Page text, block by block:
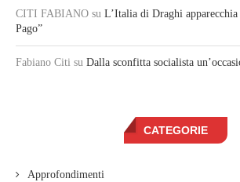
CITI FABIANO su L’Italia di Draghi
Pago”
Fabiano Citi su Dalla sconfitta socialista
CATEGORIE
Approfondimenti